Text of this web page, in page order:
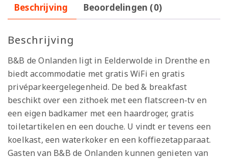
Beschrijving Beoordelingen (0)
Beschrijving
B&B de Onlanden ligt in Eelderwolde in Drenthe en
biedt accommodatie met gratis WiFi en gratis
privéparkeergelegenheid. De bed & breakfast
beschikt over een zithoek met een flatscreen-tv en
een eigen badkamer met een haardroger, gratis
toiletartikelen en een douche. U vindt er tevens een
koelkast, een waterkoker en een koffiezetapparaat.
Gasten van B&B de Onlanden kunnen genieten van